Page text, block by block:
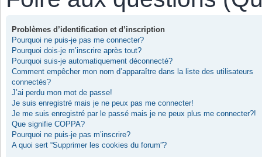
Problèmes d’identification et d’inscription
Pourquoi ne puis-je pas me connecter?
Pourquoi dois-je m’inscrire après tout?
Pourquoi suis-je automatiquement déconnecté?
Comment empêcher mon nom d’apparaître dans la liste des utilisateurs
connectés?
J’ai perdu mon mot de passe!
Je suis enregistré mais je ne peux pas me connecter!
Je me suis enregistré par le passé mais je ne peux plus me connecter?!
Que signifie COPPA?
Pourquoi ne puis-je pas m’inscrire?
A quoi sert “Supprimer les cookies du forum”?